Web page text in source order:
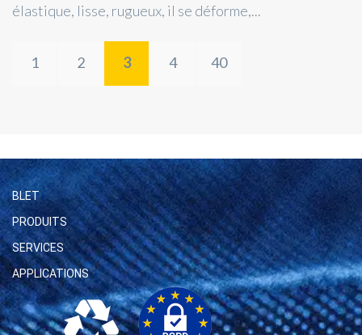
élastique, lisse, rugueux, il se déforme,...
1 2 3 4 40
BLET
PRODUITS
SERVICES
APPLICATIONS